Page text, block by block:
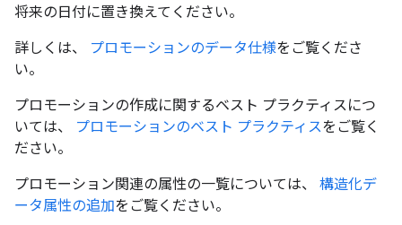
将来の日付に置き換えてください。
詳しくは、 プロモーションのデータ仕様をご覧くださ
い。
プロモーションの作成に関するベスト プラクティスにつ
いては、
プロモーションのベスト プラクティスをご覧く
ださい。
プロモーション関連の属性の一覧については、 構造化デ
ータ属性の追加をご覧ください。